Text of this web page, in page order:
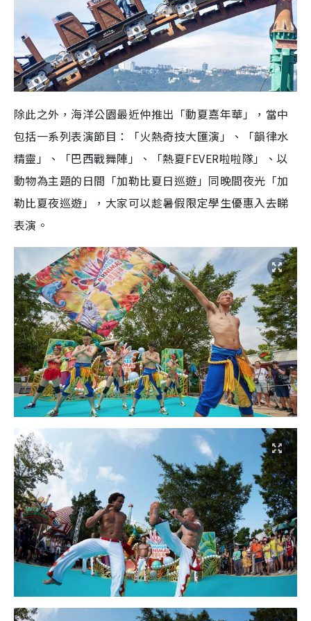
除此之外， 海洋公園最近仲推出 「動夏嘉年華」，當中
包括一系列表演節目：
「火熱奇技大匯演」、
「韻律水
精靈」、
「巴西戰舞陣」、「熱夏FEVER啦啦隊」、 以
動物為主題的日間「加勒比夏日巡遊」同晚間夜光「加
勒比夏夜巡遊」，大家可以趁暑假限定學生優惠入去睇
表演 。